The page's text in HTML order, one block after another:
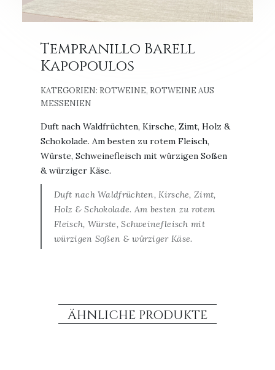
Tempranillo Barell
Kapopoulos
KATEGORIEN: ROTWEINE, ROTWEINE AUS
MESSENIEN
Duft nach Waldfrüchten, Kirsche, Zimt, Holz &
Schokolade. Am besten zu rotem Fleisch,
Würste, Schweinefleisch mit würzigen Soßen
& würziger Käse.
Duft nach Waldfrüchten, Kirsche, Zimt,
Holz & Schokolade. Am besten zu rotem
Fleisch, Würste, Schweinefleisch mit
würzigen Soßen & würziger Käse.
ÄHNLICHE PRODUKTE